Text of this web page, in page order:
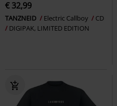
€ 32,99
TANZNEID Electric Callboy
CD
DIGIPAK, LIMITED EDITION